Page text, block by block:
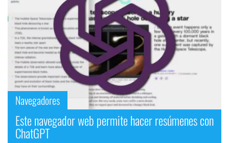
Navegadores
Este navegador web permite hacer resúmenes con
ChatGPT